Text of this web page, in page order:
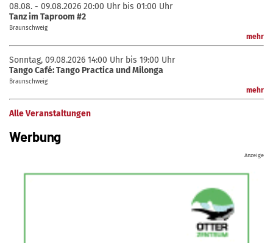
08.08. - 09.08.2026 20:00 Uhr bis 01:00 Uhr
Tanz im Taproom #2
Braunschweig
mehr
Sonntag, 09.08.2026 14:00 Uhr bis 19:00 Uhr
Tango Café: Tango Practica und Milonga
Braunschweig
mehr
Alle Veranstaltungen
Werbung
Anzeige